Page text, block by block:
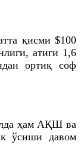
қисми $100
атиги 1,6
ортиқ соф
ҳам АҚШ ва
ўсиши давом